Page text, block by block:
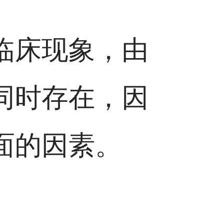
床现象，由
时存在，因
因素。